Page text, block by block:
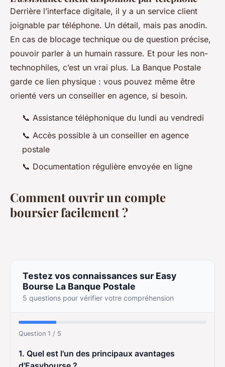
Derrière l’interface digitale, il y a un service client
joignable par téléphone. Un détail, mais pas anodin.
En cas de blocage technique ou de question précise,
pouvoir parler à un humain rassure. Et pour les non-
technophiles, c’est un vrai plus. La Banque Postale
garde ce lien physique : vous pouvez même être
orienté vers un conseiller en agence, si besoin.
📞 Assistance téléphonique du lundi au vendredi
📞 Accès possible à un conseiller en agence
postale
📞 Documentation régulière envoyée en ligne
Comment ouvrir un compte
boursier facilement ?